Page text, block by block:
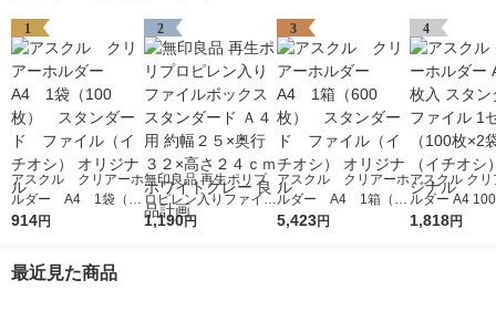
1
アスクル クリアーホ
ルダー A4 1袋（10
0枚） スタンダー
914円
2
無印良品 再生ポリプ
ロピレン入りファイル
ボックススタンダード
1,190円
3
アスクル クリアーホ
ルダー A4 1箱（60
0枚） スタンダー
5,423円
4
アスクル ク
ルダー A4
タンダード
1,818円
最近見た商品